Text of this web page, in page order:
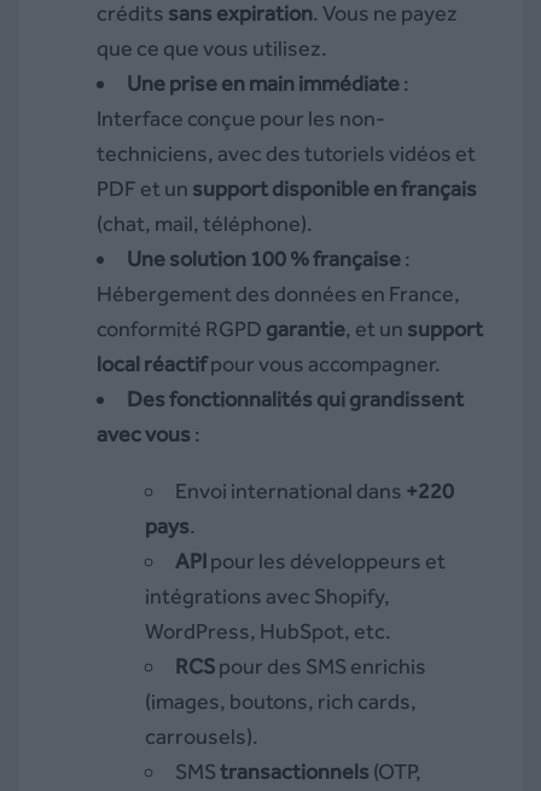
crédits sans expiration. Vous ne payez
que ce que vous utilisez.
Une prise en main immédiate:
Interface conçue pour les non-
techniciens, avec des tutoriels vidéos et
PDF et un support disponible en français
(chat, mail, téléphone).
Une solution 100 % française:
Hébergement des données en France,
conformité RGPD garantie, et un support
local réactifpour vous accompagner.
Des fonctionnalités qui grandissent
avec vous:
Envoi international dans +220
pays.
APIpour les développeurs et
intégrations avec Shopify,
WordPress, HubSpot, etc.
RCSpour des SMS enrichis
(images, boutons, rich cards,
carrousels).
SMStransactionnels(OTP,